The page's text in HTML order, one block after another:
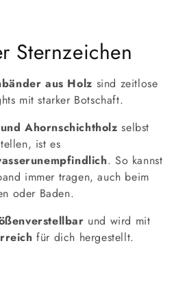
Sternzeichen
aus Holz sind zeitlose
mit starker Botschaft.
Ahornschichtholz selbst
ist es
. So kannst
immer tragen, auch beim
oder Baden.
und wird mit
für dich hergestellt.